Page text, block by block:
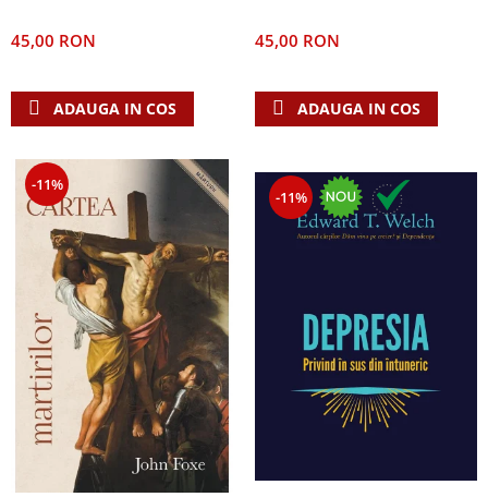
45,00 RON
ADAUGA IN COS
45,00 RON
ADAUGA IN COS
-11%
-11%